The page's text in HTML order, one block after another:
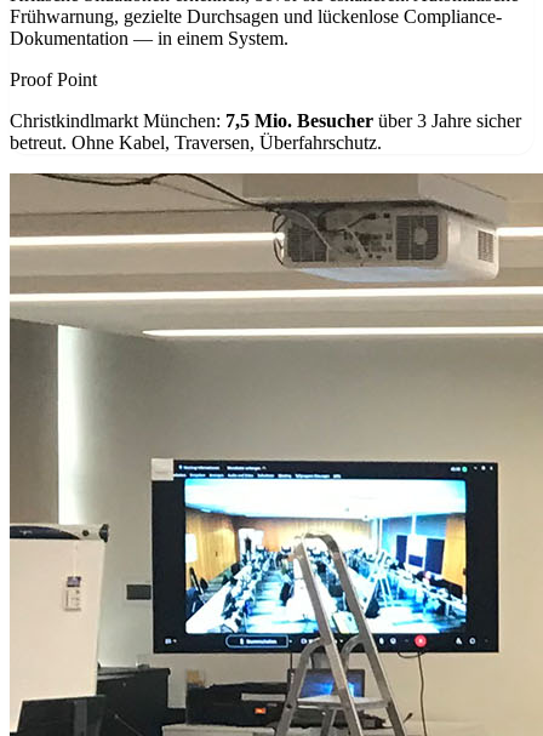
Frühwarnung, gezielte Durchsagen und lückenlose Compliance-
Dokumentation — in einem System.
Proof Point
Christkindlmarkt München: 7,5 Mio. Besucher über 3 Jahre sicher
betreut. Ohne Kabel, Traversen, Überfahrschutz.